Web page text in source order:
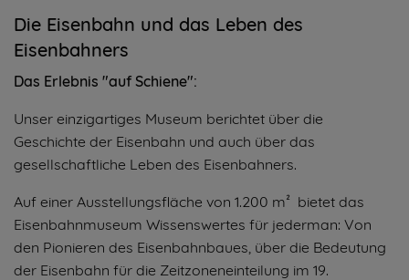
Die Eisenbahn und das Leben des
Eisenbahners
Das Erlebnis "auf Schiene":
Unser einzigartiges Museum berichtet über die
Geschichte der Eisenbahn und auch über das
gesellschaftliche Leben des Eisenbahners.
Auf einer Ausstellungsfläche von 1.200 m² bietet das
Eisenbahnmuseum Wissenswertes für jederman: Von
den Pionieren des Eisenbahnbaues, über die Bedeutung
der Eisenbahn für die Zeitzoneneinteilung im 19.